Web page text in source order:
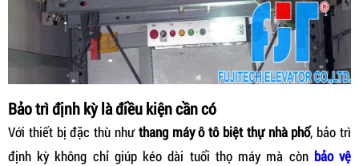
Bảo trì định kỳ là điều kiện cần có
Với thiết bị đặc thù nhưthang máy ô tô biệt thự nhà phố, bảo trì
định kỳ không chỉ giúp kéo dài tuổi thọ máy mà còn bảo vệ